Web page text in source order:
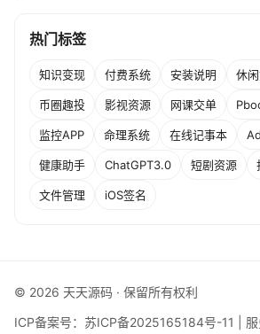
热门标签
知识变现 付费系统 安装说明 休
币圈趣投 影视资源 网课交单
监控APP 命理系统 在线记事本
健康助手 ChatGPT3.0 短剧资源
文件管理 iOS签名
© 2026 天天源码 · 保留所有权利
ICP备案号： 苏ICP备2025165184号-11